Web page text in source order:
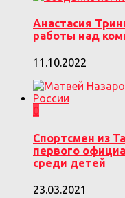
Анастасия
работы над
11.10.2022
0
Спортсмен из
первого
среди детей
23.03.2021